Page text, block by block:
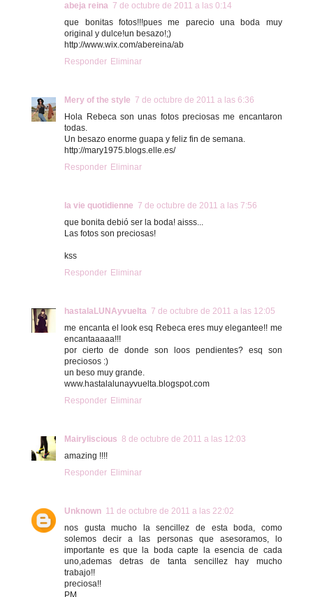
abeja reina 7 de octubre de 2011 a las 0:14
que bonitas fotos!!!pues me parecio una boda muy
original y dulce!un besazo!;)
http://www.wix.com/abereina/ab
Responder Eliminar
Mery of the style 7 de octubre de 2011 a las 6:36
Hola Rebeca son unas fotos preciosas me encantaron
todas.
Un besazo enorme guapa y feliz fin de semana.
http://mary1975.blogs.elle.es/
Responder Eliminar
la vie quotidienne 7 de octubre de 2011 a las 7:56
que bonita debió ser la boda! aisss...
Las fotos son preciosas!
kss
Responder Eliminar
hastalaLUNAyvuelta 7 de octubre de 2011 a las 12:05
me encanta el look esq Rebeca eres muy elegantee!! me
encantaaaaa!!!
por cierto de donde son loos pendientes? esq son
preciosos :)
un beso muy grande.
www.hastalalunayvuelta.blogspot.com
Responder Eliminar
Mairyliscious 8 de octubre de 2011 a las 12:03
amazing !!!!
Responder Eliminar
Unknown 11 de octubre de 2011 a las 22:02
nos gusta mucho la sencillez de esta boda, como
solemos decir a las personas que asesoramos, lo
importante es que la boda capte la esencia de cada
uno,ademas detras de tanta sencillez hay mucho
trabajo!!
preciosa!!